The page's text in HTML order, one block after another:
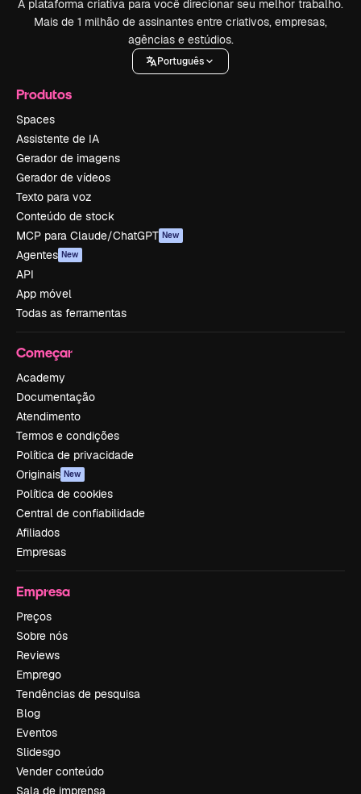
A plataforma criativa para você direcionar seu melhor trabalho.
Mais de 1 milhão de assinantes entre criativos, empresas,
agências e estúdios.
Português
Produtos
Spaces
Assistente de IA
Gerador de imagens
Gerador de vídeos
Texto para voz
Conteúdo de stock
MCP para Claude/ChatGPT New
Agentes New
API
App móvel
Todas as ferramentas
Começar
Academy
Documentação
Atendimento
Termos e condições
Política de privacidade
Originais New
Política de cookies
Central de confiabilidade
Afiliados
Empresas
Empresa
Preços
Sobre nós
Reviews
Emprego
Tendências de pesquisa
Blog
Eventos
Slidesgo
Vender conteúdo
Sala de imprensa